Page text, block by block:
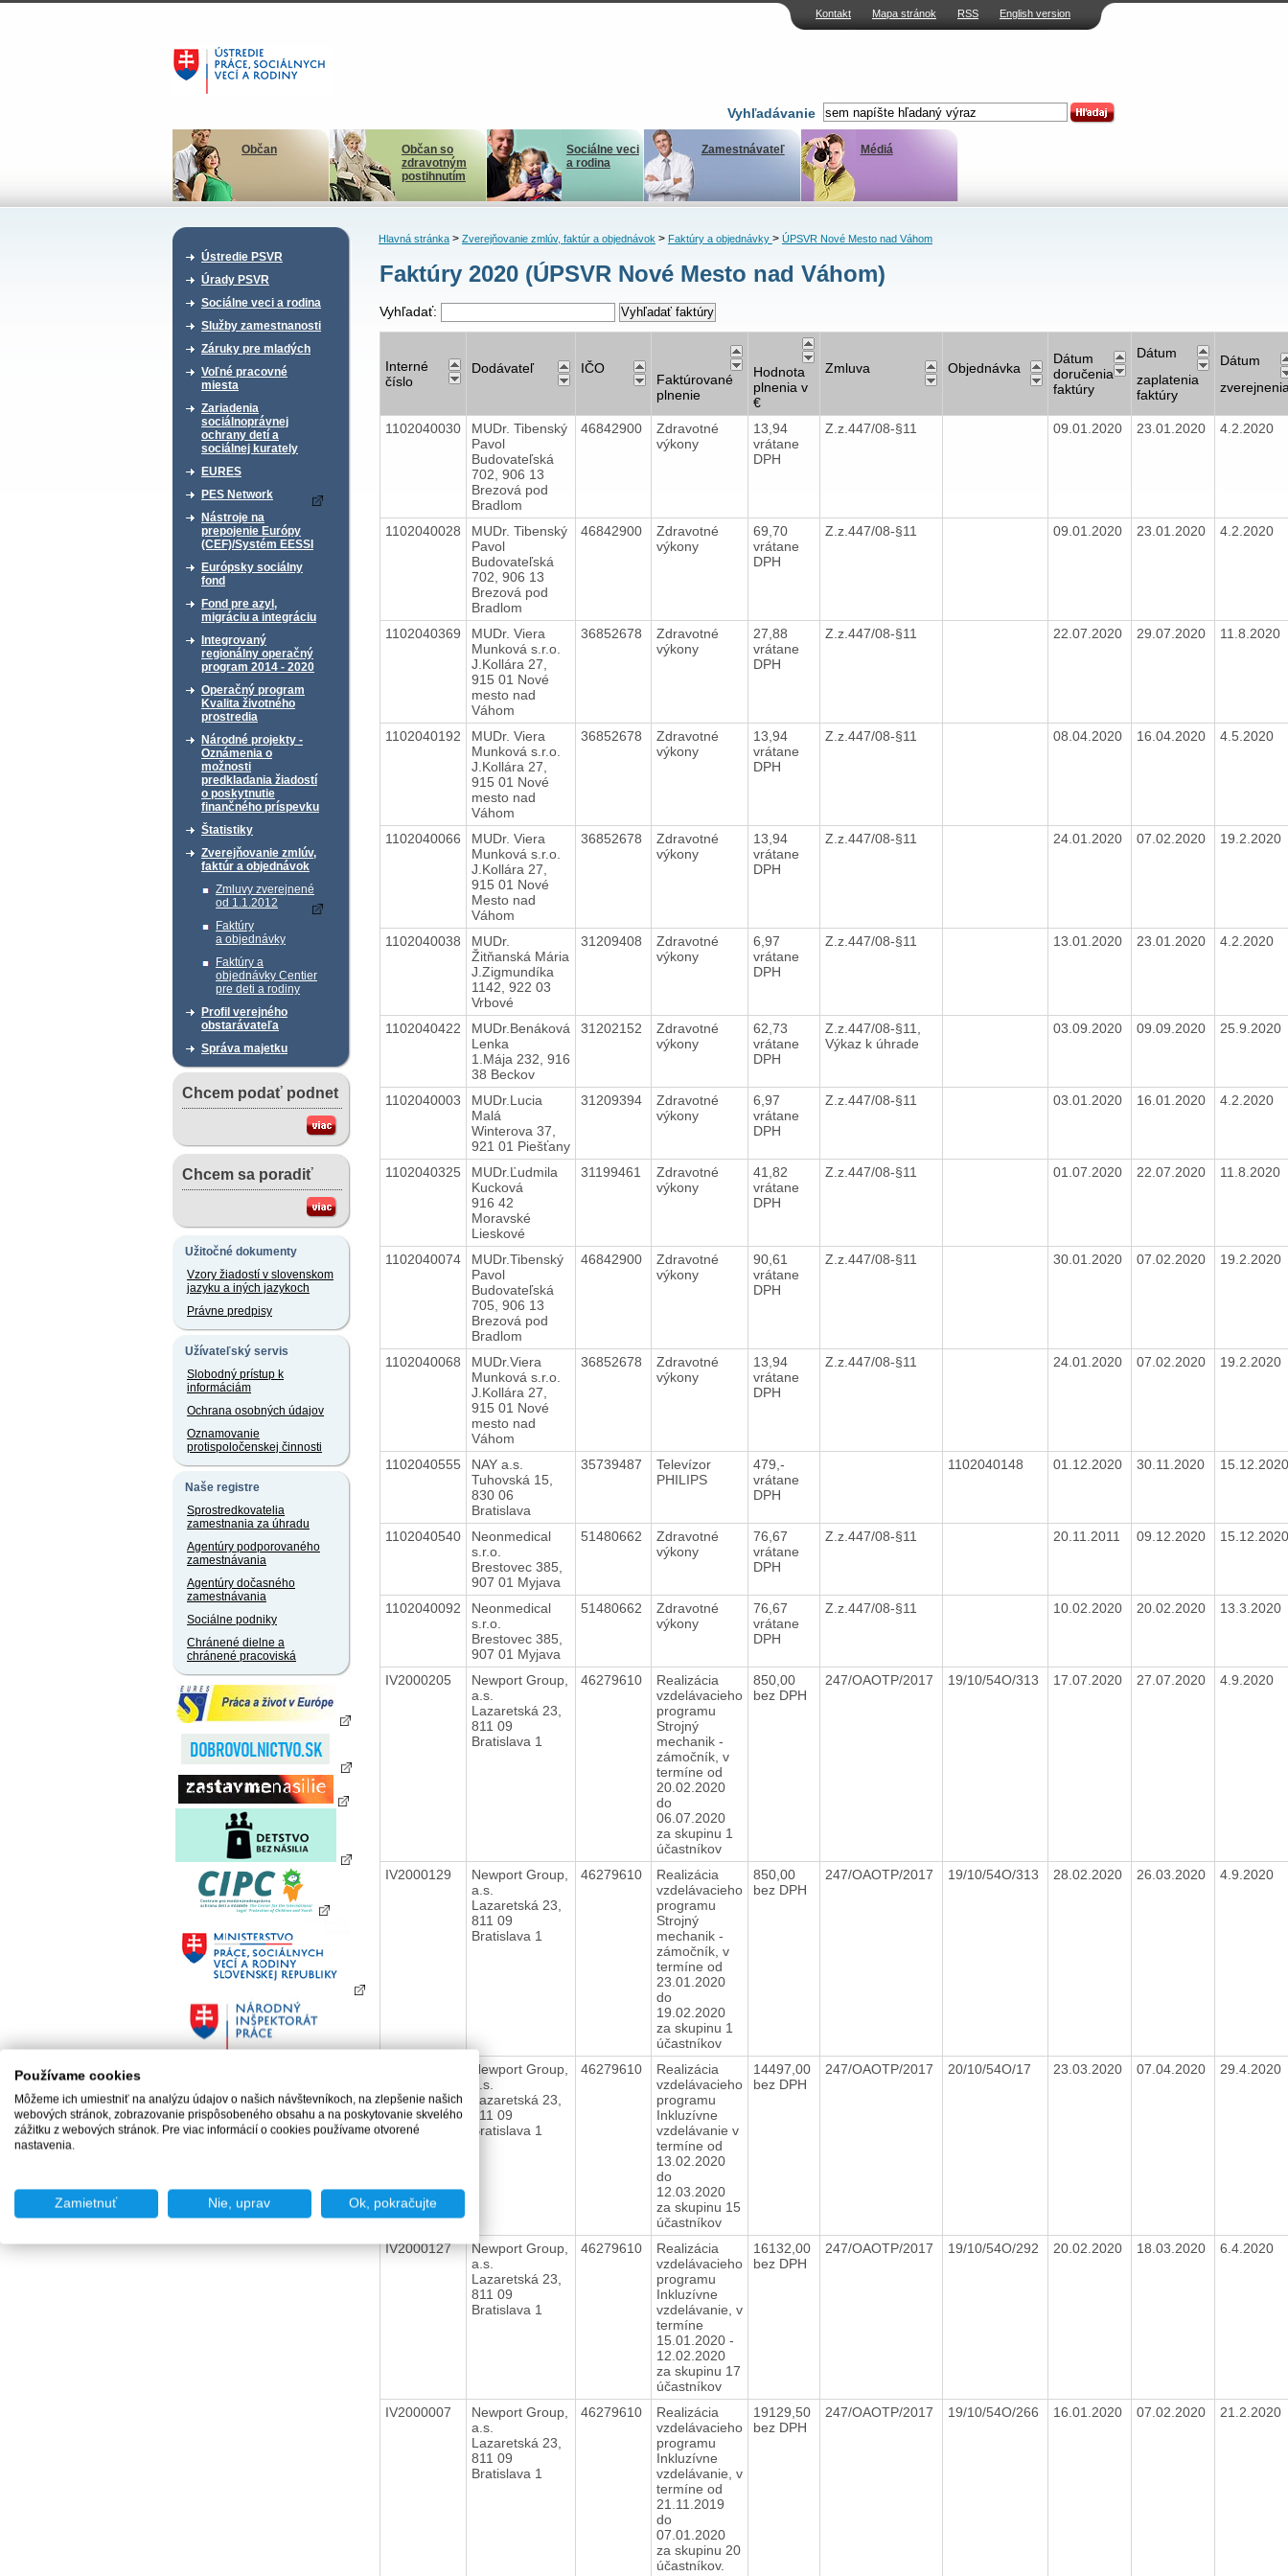
Kontakt Mapa stránok RSS English version
Vyhľadávanie
Občan
Občan so
zdravotným
postihnutím
Sociálne veci
a rodina
Zamestnávateľ Médiá
Ústredie PSVR
Úrady PSVR
Sociálne veci a rodina
Služby zamestnanosti
Záruky pre mladých
Voľné pracovné
miesta
Zariadenia
sociálnoprávnej
ochrany detí a
sociálnej kurately
EURES
PES Network
Nástroje na
prepojenie Európy
(CEF)/Systém EESSI
Európsky sociálny
fond
Fond pre azyl,
migráciu a integráciu
Integrovaný
regionálny operačný
program 2014 - 2020
Operačný program
Kvalita životného
prostredia
Národné projekty -
Oznámenia o
možnosti
predkladania žiadostí
o poskytnutie
finančného príspevku
Štatistiky
Zverejňovanie zmlúv,
faktúr a objednávok
Zmluvy zverejnené
od 1.1.2012
Faktúry
a objednávky
Faktúry a
objednávky Centier
pre deti a rodiny
Profil verejného
obstarávateľa
Správa majetku
Chcem podať podnet
Chcem sa poradiť
Užitočné dokumenty
Vzory žiadostí v slovenskom
jazyku a iných jazykoch
Právne predpisy
Užívateľský servis
Slobodný prístup k
informáciám
Ochrana osobných údajov
Oznamovanie
protispoločenskej činnosti
Naše registre
Sprostredkovatelia
zamestnania za úhradu
Agentúry podporovaného
zamestnávania
Agentúry dočasného
zamestnávania
Sociálne podniky
Chránené dielne a
chránené pracoviská
Hlavná stránka> Zverejňovanie zmlúv, faktúr a objednávok> Faktúry a objednávky > ÚPSVR Nové Mesto nad Váhom
Faktúry 2020 (ÚPSVR Nové Mesto nad Váhom)
Vyhľadať:
Interné
číslo
Dodávateľ IČO
Faktúrované
plnenie
Hodnota
plnenia v
€
Zmluva Objednávka
Dátum
doručenia
faktúry
Dátum
zaplatenia
faktúry
Dátum
1102040030
MUDr. Tibenský
Pavol
Budovateľská
702, 906 13
Brezová pod
Bradlom
46842900
Zdravotné
výkony
13,94
vrátane
DPH
Z.z.447/08-§11 09.01.2020 23.01.2020 4.2.2020
1102040028
MUDr. Tibenský
Pavol
Budovateľská
702, 906 13
Brezová pod
Bradlom
46842900
Zdravotné
výkony
69,70
vrátane
DPH
Z.z.447/08-§11 09.01.2020 23.01.2020 4.2.2020
1102040369
MUDr. Viera
Munková s.r.o.
J.Kollára 27,
915 01 Nové
mesto nad
Váhom
36852678
Zdravotné
výkony
27,88
vrátane
DPH
Z.z.447/08-§11 22.07.2020 29.07.2020 11.8.2020
1102040192
MUDr. Viera
Munková s.r.o.
J.Kollára 27,
915 01 Nové
mesto nad
Váhom
36852678
Zdravotné
výkony
13,94
vrátane
DPH
Z.z.447/08-§11 08.04.2020 16.04.2020 4.5.2020
1102040066
MUDr. Viera
Munková s.r.o.
J.Kollára 27,
915 01 Nové
Mesto nad
Váhom
36852678
Zdravotné
výkony
13,94
vrátane
DPH
Z.z.447/08-§11 24.01.2020 07.02.2020 19.2.2020
1102040038
MUDr.
Žitňanská Mária
J.Zigmundíka
1142, 922 03
Vrbové
31209408
Zdravotné
výkony
6,97
vrátane
DPH
Z.z.447/08-§11 13.01.2020 23.01.2020 4.2.2020
1102040422
MUDr.Benáková
Lenka
1.Mája 232, 916
38 Beckov
31202152
Zdravotné
výkony
62,73
vrátane
DPH
Z.z.447/08-§11,
Výkaz k úhrade
03.09.2020 09.09.2020 25.9.2020
1102040003
MUDr.Lucia
Malá
Winterova 37,
921 01 Piešťany
31209394
Zdravotné
výkony
6,97
vrátane
DPH
Z.z.447/08-§11 03.01.2020 16.01.2020 4.2.2020
1102040325
MUDr.Ľudmila
Kucková
916 42
Moravské
Lieskové
31199461
Zdravotné
výkony
41,82
vrátane
DPH
Z.z.447/08-§11 01.07.2020 22.07.2020 11.8.2020
1102040074
MUDr.Tibenský
Pavol
Budovateľská
705, 906 13
Brezová pod
Bradlom
46842900
Zdravotné
výkony
90,61
vrátane
DPH
Z.z.447/08-§11 30.01.2020 07.02.2020 19.2.2020
1102040068
MUDr.Viera
Munková s.r.o.
J.Kollára 27,
915 01 Nové
mesto nad
Váhom
36852678
Zdravotné
výkony
13,94
vrátane
DPH
Z.z.447/08-§11 24.01.2020 07.02.2020 19.2.2020
1102040555
NAY a.s.
Tuhovská 15,
830 06
Bratislava
35739487
Televízor
PHILIPS
479,-
vrátane
DPH
1102040148 01.12.2020 30.11.2020
1102040540
Neonmedical
s.r.o.
Brestovec 385,
907 01 Myjava
51480662
Zdravotné
výkony
76,67
vrátane
DPH
Z.z.447/08-§11 20.11.2011 09.12.2020
1102040092
Neonmedical
s.r.o.
Brestovec 385,
907 01 Myjava
51480662
Zdravotné
výkony
76,67
vrátane
DPH
Z.z.447/08-§11 10.02.2020 20.02.2020 13.3.2020
IV2000205
Newport Group,
a.s.
Lazaretská 23,
811 09
Bratislava 1
46279610
Realizácia
vzdelávacieho
programu
Strojný
mechanik -
zámočník, v
termíne od
20.02.2020
do
06.07.2020
za skupinu 1
účastníkov
850,00
bez DPH
247/OAOTP/2017 19/10/54O/313 17.07.2020 27.07.2020 4.9.2020
IV2000129
Newport Group,
a.s.
Lazaretská 23,
811 09
Bratislava 1
46279610
Realizácia
vzdelávacieho
programu
Strojný
mechanik -
zámočník, v
termíne od
23.01.2020
do
19.02.2020
za skupinu 1
účastníkov
850,00
bez DPH
247/OAOTP/2017 19/10/54O/313 28.02.2020 26.03.2020 4.9.2020
Newport Group,
a.s.
Lazaretská 23,
811 09
Bratislava 1
46279610
Realizácia
vzdelávacieho
programu
Inkluzívne
vzdelávanie v
termíne od
13.02.2020
do
12.03.2020
za skupinu 15
účastníkov
14497,00
bez DPH
247/OAOTP/2017 20/10/54O/17 23.03.2020 07.04.2020 29.4.2020
IV2000127
Newport Group,
a.s.
Lazaretská 23,
811 09
Bratislava 1
46279610
Realizácia
vzdelávacieho
programu
Inkluzívne
vzdelávanie, v
termíne
15.01.2020 -
12.02.2020
za skupinu 17
účastníkov
16132,00
bez DPH
247/OAOTP/2017 19/10/54O/292 20.02.2020 18.03.2020 6.4.2020
IV2000007
Newport Group,
a.s.
Lazaretská 23,
811 09
Bratislava 1
46279610
Realizácia
vzdelávacieho
programu
Inkluzívne
vzdelávanie, v
termíne od
21.11.2019
do
07.01.2020
za skupinu 20
účastníkov.
19129,50
bez DPH
247/OAOTP/2017 19/10/54O/266 16.01.2020 07.02.2020 21.2.2020
Používame cookies
Môžeme ich umiestniť na analýzu údajov o našich návštevníkoch, na zlepšenie našich
webových stránok, zobrazovanie prispôsobeného obsahu a na poskytovanie skvelého
zážitku z webových stránok. Pre viac informácií o cookies používame otvorené
nastavenia.
Zamietnuť Nie, uprav Ok, pokračujte